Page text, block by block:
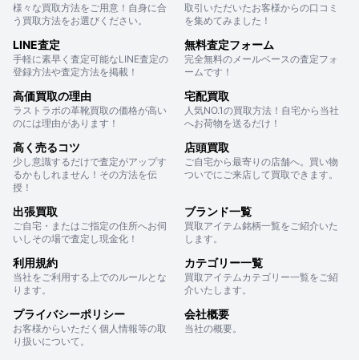
様々な買取方法をご用意！自身に合
う買取方法をお選びください。
取引いただいたお客様からの口コミ
を集めてみました！
LINE査定
手軽に素早く査定可能なLINE査定の
登録方法や査定方法を掲載！
無料査定フォーム
完全無料のメールベースの査定フォ
ームです！
高価買取の理由
ラストラボの革靴買取の価格が高い
のには理由があります！
宅配買取
人気NO.1の買取方法！自宅から当社
へお荷物を送るだけ！
高く売るコツ
少し意識するだけで査定がアップす
るかもしれません！その方法を伝
授！
店頭買取
ご自宅から最寄りの店舗へ。買い物
ついでにご来店して買取できます。
出張買取
ご自宅・またはご指定の住所へお伺
いしその場で査定し現金化！
ブランド一覧
買取アイテム銘柄一覧をご紹介いた
します。
利用規約
当社をご利用する上でのルールとな
ります。
カテゴリー一覧
買取アイテムカテゴリー一覧をご紹
介いたします。
プライバシーポリシー
お客様からいただく個人情報等の取
り扱いについて。
会社概要
当社の概要。